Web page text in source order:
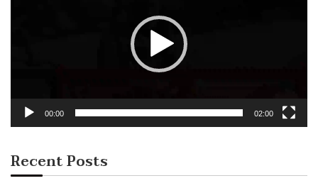
00:00 02:00
Recent Posts